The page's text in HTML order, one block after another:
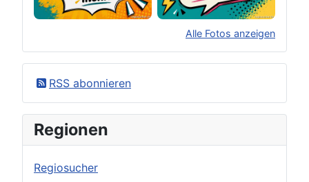
Alle Fotos anzeigen
RSS abonnieren
Regionen
Regiosucher